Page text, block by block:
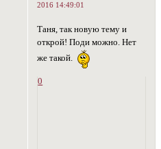
2016 14:49:01
Таня, так новую тему и
открой! Поди можно. Нет
же такой.
0